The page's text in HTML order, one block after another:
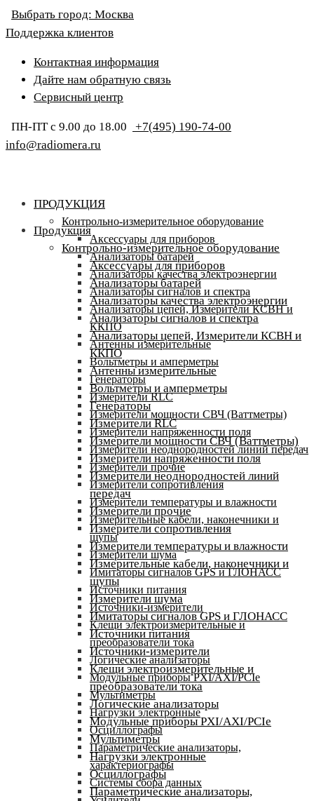
Выбрать город: Москва
Поддержка клиентов
Контактная информация
Дайте нам обратную связь
Сервисный центр
ПН-ПТ с 9.00 до 18.00
+7(495) 190-74-00
info@radiomera.ru
ПРОДУКЦИЯ
Контрольно-измерительное оборудование
Аксессуары для приборов
Анализаторы батарей
Анализаторы качества электроэнергии
Анализаторы сигналов и спектра
Анализаторы цепей, Измерители КСВН и
ККПО
Антенны измерительные
Вольтметры и амперметры
Генераторы
Измерители RLC
Измерители мощности СВЧ (Ваттметры)
Измерители напряженности поля
Измерители неоднородностей линий передач
Измерители прочие
Измерители сопротивления
Измерители температуры и влажности
Измерительные кабели, наконечники и
щупы
Измерители шума
Имитаторы сигналов GPS и ГЛОНАСС
Источники питания
Источники-измерители
Клещи электроизмерительные и
преобразователи тока
Логические анализаторы
Модульные приборы PXI/AXI/PCIe
Мультиметры
Нагрузки электронные
Осциллографы
Параметрические анализаторы,
характериографы
Системы сбора данных
Продукция
Контрольно-измерительное оборудование
Аксессуары для приборов
Анализаторы батарей
Анализаторы качества электроэнергии
Анализаторы сигналов и спектра
Анализаторы цепей, Измерители КСВН и
ККПО
Антенны измерительные
Вольтметры и амперметры
Генераторы
Измерители RLC
Измерители мощности СВЧ (Ваттметры)
Измерители напряженности поля
Измерители неоднородностей линий
передач
Измерители прочие
Измерители сопротивления
Измерители температуры и влажности
Измерительные кабели, наконечники и
щупы
Измерители шума
Имитаторы сигналов GPS и ГЛОНАСС
Источники питания
Источники-измерители
Клещи электроизмерительные и
преобразователи тока
Логические анализаторы
Модульные приборы PXI/AXI/PCIe
Мультиметры
Нагрузки электронные
Осциллографы
Параметрические анализаторы,